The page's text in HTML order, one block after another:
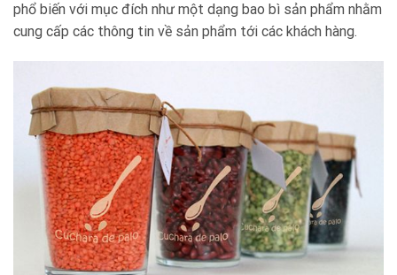
phổ biến với mục đích như một dạng bao bì sản phẩm nhằm
cung cấp các thông tin về sản phẩm tới các khách hàng.